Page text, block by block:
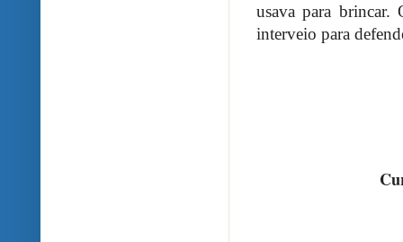
usava para brincar.
interveio para